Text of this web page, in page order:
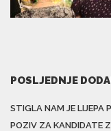
POSLJEDNJE
STIGLA NAM JE LIJEPA
POZIV ZA KANDIDATE